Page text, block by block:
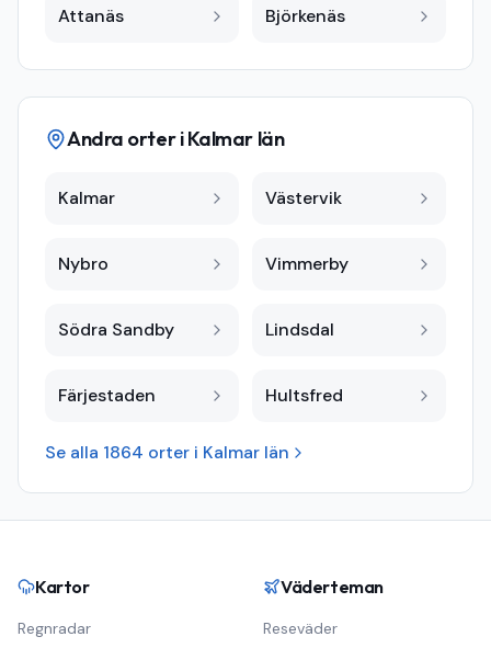
Attanäs Björkenäs
Andra orter iKalmar län
Kalmar Västervik
Nybro Vimmerby
Södra Sandby Lindsdal
Färjestaden Hultsfred
Se alla 1864 orter i Kalmar län
Kartor
Regnradar
Väderteman
Reseväder